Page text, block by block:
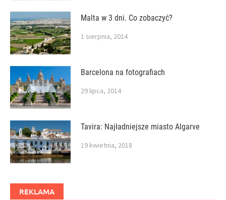
Malta w 3 dni. Co zobaczyć?
1 sierpnia, 2014
Barcelona na fotografiach
29 lipca, 2014
Tavira: Najładniejsze miasto Algarve
19 kwietnia, 2018
REKLAMA